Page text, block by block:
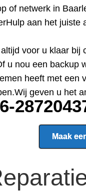
of netwerk in
aan het juiste
voor u klaar
u nou een backup
heeft met een
geven u het
Maak